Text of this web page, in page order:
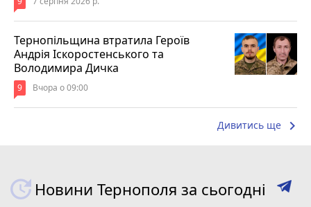
Тернопільщина втратила Героїв
Андрія Іскоростенського та
Володимира Дичка
9 Вчора о 09:00
Дивитись ще keyboard_arrow_right
Новини Тернополя за сьогодні